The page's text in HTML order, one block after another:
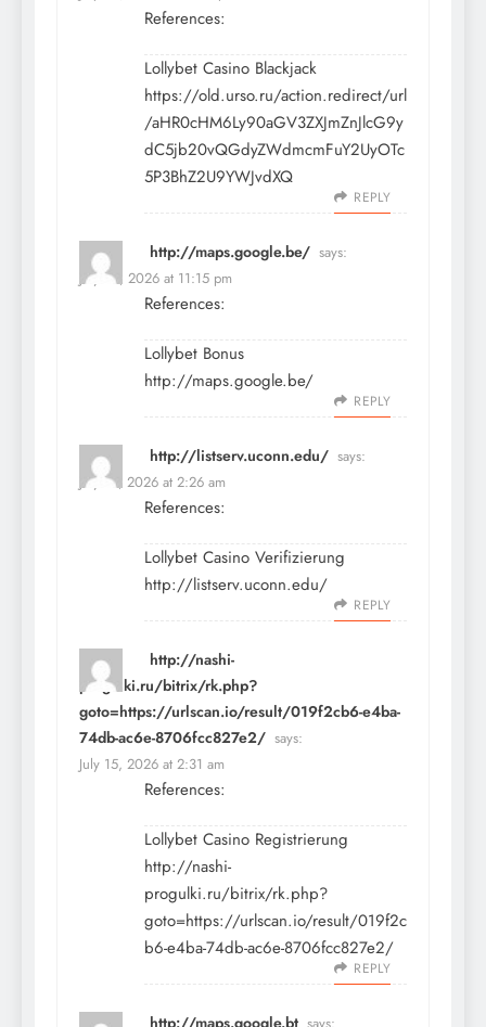
References:
Lollybet Casino Blackjack
https://old.urso.ru/action.redirect/url
/aHR0cHM6Ly90aGV3ZXJmZnJlcG9y
dC5jb20vQGdyZWdmcmFuY2UyOTc
5P3BhZ2U9YWJvdXQ
REPLY
http://maps.google.be/ says:
July 14, 2026 at 11:15 pm
References:
Lollybet Bonus
http://maps.google.be/
REPLY
http://listserv.uconn.edu/ says:
July 15, 2026 at 2:26 am
References:
Lollybet Casino Verifizierung
http://listserv.uconn.edu/
REPLY
http://nashi-
progulki.ru/bitrix/rk.php?
goto=https://urlscan.io/result/019f2cb6-e4ba-
74db-ac6e-8706fcc827e2/ says:
July 15, 2026 at 2:31 am
References:
Lollybet Casino Registrierung
http://nashi-
progulki.ru/bitrix/rk.php?
goto=https://urlscan.io/result/019f2c
b6-e4ba-74db-ac6e-8706fcc827e2/
REPLY